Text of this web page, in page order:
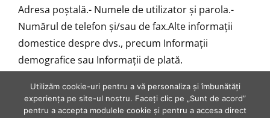
Adresa poştală.- Numele de utilizator şi parola.-
Numărul de telefon şi/sau de fax.Alte informaţii
domestice despre dvs., precum Informaţii
demografice sau Informaţii de plată.
Utilizăm cookie-uri pentru a vă personaliza și îmbunătăți
experiența pe site-ul nostru. Faceți clic pe „Sunt de acord”
pentru a accepta modulele cookie și pentru a accesa direct